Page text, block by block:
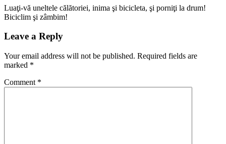
Luaţi-vă uneltele călătoriei, inima şi bicicleta, şi porniţi la drum!
Biciclim şi zâmbim!
Leave a Reply
Your email address will not be published. Required fields are
marked *
Comment *